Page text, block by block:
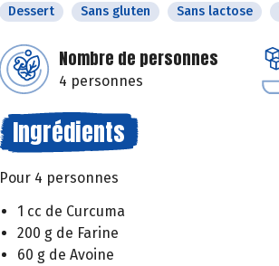
Dessert Sans gluten Sans lactose
Nombre de personnes
4 personnes
Ingrédients
Pour 4 personnes
1 cc de Curcuma
200 g de Farine
60 g de Avoine